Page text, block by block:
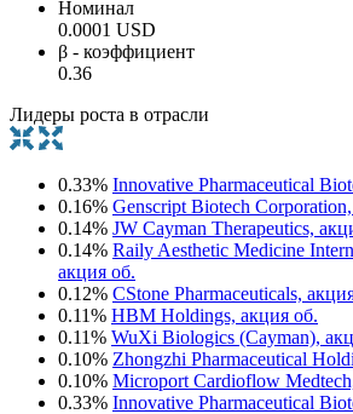
Номинал
0.0001 USD
β - коэффициент
0.36
Лидеры роста в отрасли
0.33% Innovative Pharmaceutical
0.16% Genscript Biotech
0.14% JW Cayman Therapeutics,
0.14% Raily Aesthetic Medicine
акция об.
0.12% CStone Pharmaceuticals,
0.11% HBM Holdings, акция об.
0.11% WuXi Biologics (Cayman),
0.10% Zhongzhi Pharmaceutical
0.10% Microport Cardioflow
0.33% Innovative Pharmaceutical